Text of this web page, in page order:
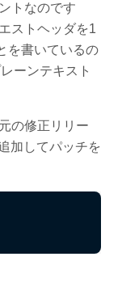
トなのです
ストヘッダを1
を書いているの
ーンテキスト
の修正リリー
加してパッチを